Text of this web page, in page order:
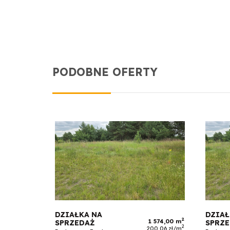
PODOBNE OFERTY
DZIAŁKA NA
SPRZEDAŻ
1 574,00 m2
200,06 zł/m2